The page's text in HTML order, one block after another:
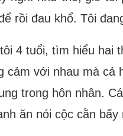
rồi đau khổ. Tôi
4 tuổi, tìm hiểu hai
cảm với nhau mà cả
trong hôn nhân.
ăn nói cộc cằn